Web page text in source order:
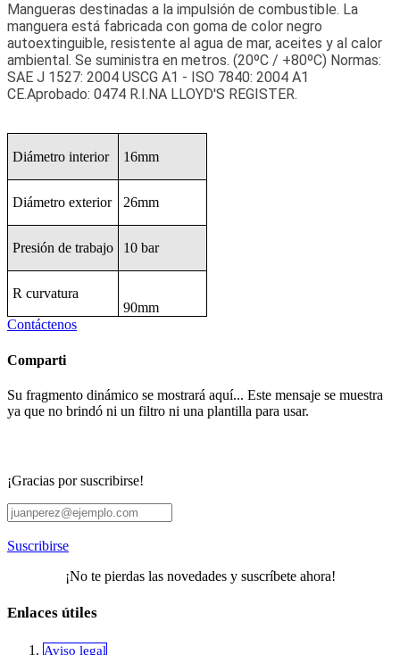
Mangueras destinadas a la impulsión de combustible. La
manguera está fabricada con goma de color negro
autoextinguible, resistente al agua de mar, aceites y al calor
ambiental. Se suministra en metros. (20ºC / +80ºC) Normas:
SAE J 1527: 2004 USCG A1 - ISO 7840: 2004 A1
CE.Aprobado: 0474 R.I.NA LLOYD'S REGISTER.
Diámetro interior 16mm
Diámetro exterior 26mm
Presión de trabajo 10 bar
R curvatura
90mm
Contáctenos
Comparti
Su fragmento dinámico se mostrará aquí... Este mensaje se muestra
ya que no brindó ni un filtro ni una plantilla para usar.
¡Gracias por suscribirse!
Suscribirse
¡No te pierdas las novedades y suscríbete ahora!
Enlaces útiles
Aviso legal